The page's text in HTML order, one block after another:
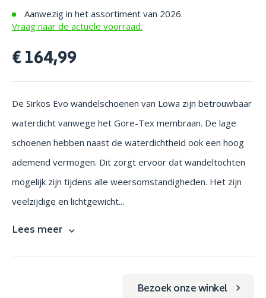
Aanwezig in het assortiment van 2026.
Vraag naar de actuele voorraad.
€ 164,99
De Sirkos Evo wandelschoenen van Lowa zijn betrouwbaar
waterdicht vanwege het Gore-Tex membraan. De lage
schoenen hebben naast de waterdichtheid ook een hoog
ademend vermogen. Dit zorgt ervoor dat wandeltochten
mogelijk zijn tijdens alle weersomstandigheden. Het zijn
veelzijdige en lichtgewicht...
Lees meer
Bezoek onze winkel